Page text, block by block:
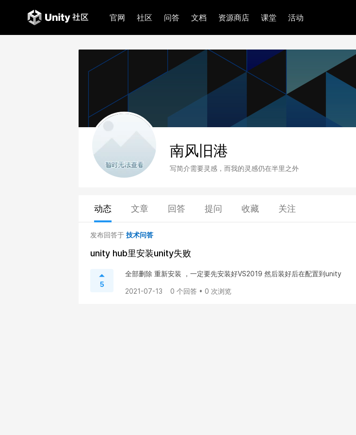
官网 社区 问答 文档 资源商店 课堂 活动
南风旧港
写简介需要灵感，而我的灵感仍在半里之外
动态 文章 回答 提问 收藏 关注
发布回答于 技术问答
unity hub里安装unity失败
5
全部删除 重新安装 ，一定要先安装好VS2019 然后装好后在配置到unity
2021-07-13 0 个回答 • 0 次浏览